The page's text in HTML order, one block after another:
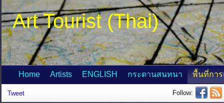
Art Tourist (Thai)
Home Artists ENGLISH กระดานสนทนา พื้นที่กา
Tweet Follow: